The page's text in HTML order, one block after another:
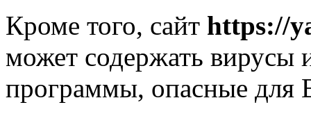
Кроме того, сайт https://
может содержать вирусы
программы, опасные для